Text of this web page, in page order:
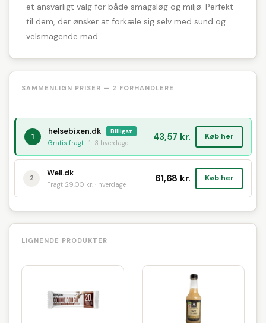
et ansvarligt valg for både smagsløg og miljø. Perfekt
til dem, der ønsker at forkæle sig selv med sund og
velsmagende mad.
SAMMENLIGN PRISER — 2 FORHANDLERE
1
helsebixen.dk Billigst
Gratis fragt · 1-3 hverdage 43,57 kr. Køb her
2
Well.dk
Fragt 29,00 kr. · hverdage 61,68 kr. Køb her
LIGNENDE PRODUKTER